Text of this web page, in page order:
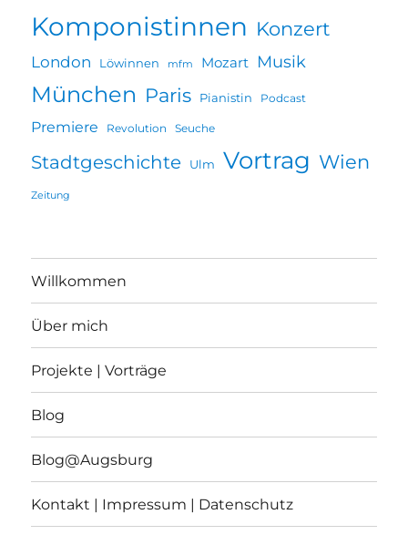
Komponistinnen Konzert
London Löwinnen mfm Mozart Musik
München Paris Pianistin Podcast
Premiere Revolution Seuche
Stadtgeschichte Ulm Vortrag Wien
Zeitung
Willkommen
Über mich
Projekte | Vorträge
Blog
Blog@Augsburg
Kontakt | Impressum | Datenschutz